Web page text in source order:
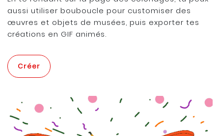
aussi utiliser bouboucle pour customiser des
œuvres et objets de musées, puis exporter tes
créations en GIF animés.
Créer